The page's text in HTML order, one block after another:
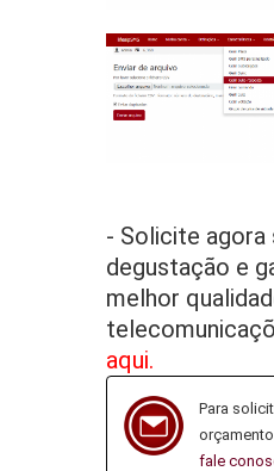
- Solicite agora
degustação e
melhor
aqui.
Para
fale